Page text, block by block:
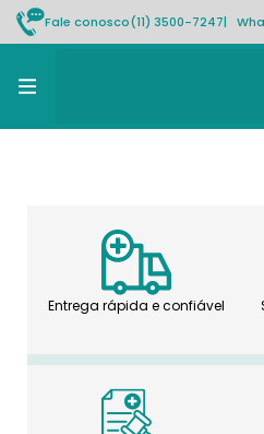
Fale conosco(11) 3500-7247|
Entrega rápida e confiável